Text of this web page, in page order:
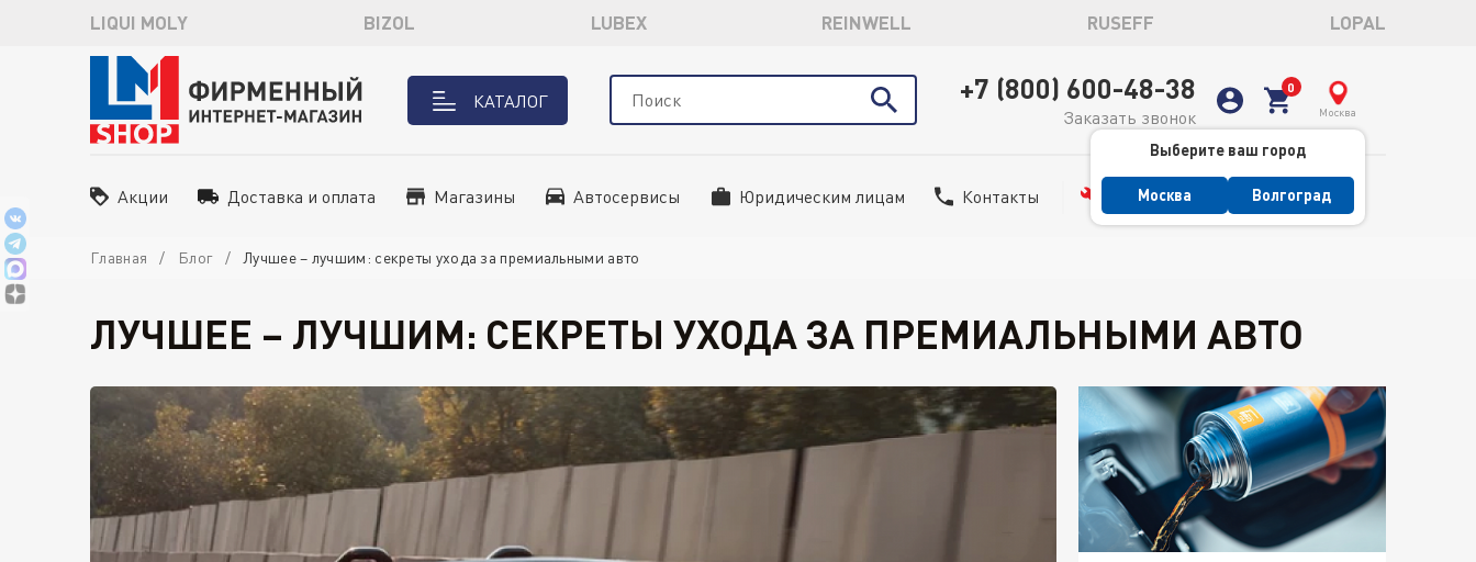
LIQUI MOLY BIZOL LUBEX REINWELL RUSEFF LOPAL
КАТАЛОГ +7 (800) 600-48-38
Заказать звонок Москва
Выберите ваш город
Москва Волгоград
Акции Доставка и оплата Магазины Автосервисы Юридическим лицам Контакты Сервис
Главная Блог Лучшее – лучшим: секреты ухода за премиальными авто
ЛУЧШЕЕ – ЛУЧШИМ: СЕКРЕТЫ УХОДА ЗА ПРЕМИАЛЬНЫМИ АВТО